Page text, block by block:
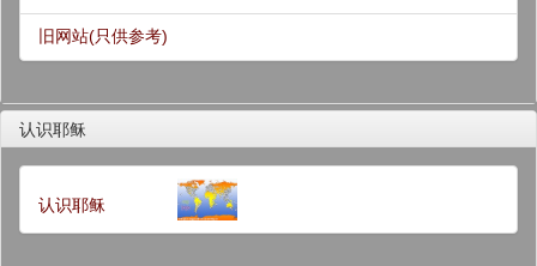
旧网站(只供参考)
认识耶稣
认识耶稣